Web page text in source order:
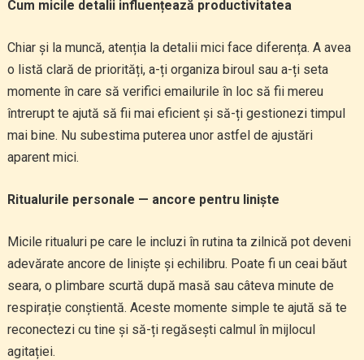
Cum micile detalii influențează productivitatea
Chiar și la muncă, atenția la detalii mici face diferența. A avea
o listă clară de priorități, a-ți organiza biroul sau a-ți seta
momente în care să verifici emailurile în loc să fii mereu
întrerupt te ajută să fii mai eficient și să-ți gestionezi timpul
mai bine. Nu subestima puterea unor astfel de ajustări
aparent mici.
Ritualurile personale — ancore pentru liniște
Micile ritualuri pe care le incluzi în rutina ta zilnică pot deveni
adevărate ancore de liniște și echilibru. Poate fi un ceai băut
seara, o plimbare scurtă după masă sau câteva minute de
respirație conștientă. Aceste momente simple te ajută să te
reconectezi cu tine și să-ți regăsești calmul în mijlocul
agitației.